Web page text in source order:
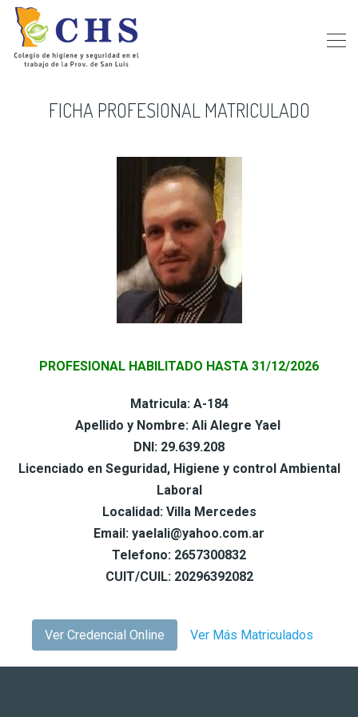
FICHA PROFESIONAL MATRICULADO
PROFESIONAL HABILITADO HASTA 31/12/2026
Matricula: A-184
Apellido y Nombre: Ali Alegre Yael
DNI: 29.639.208
Licenciado en Seguridad, Higiene y control Ambiental
Laboral
Localidad: Villa Mercedes
Email: yaelali@yahoo.com.ar
Telefono: 2657300832
CUIT/CUIL: 20296392082
Ver Credencial Online Ver Más Matriculados